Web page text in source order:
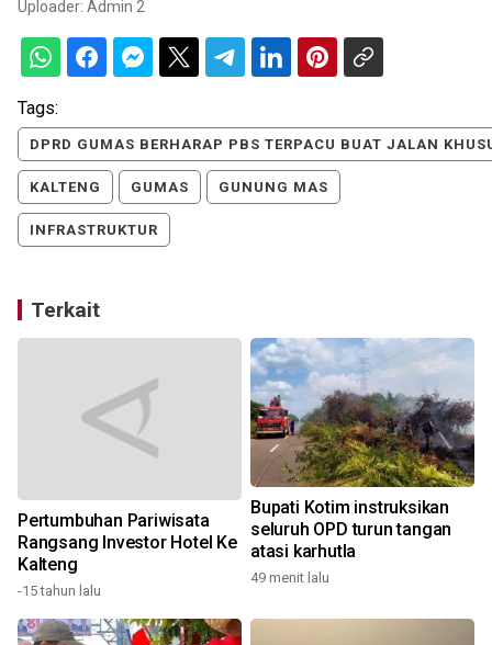
Uploader: Admin 2
Tags:
DPRD GUMAS BERHARAP PBS TERPACU BUAT JALAN
KALTENG GUMAS GUNUNG MAS
INFRASTRUKTUR
Terkait
Pertumbuhan Pariwisata
Rangsang Investor Hotel Ke
Kalteng
-15 tahun lalu
Bupati Kotim instruksikan
seluruh OPD turun tangan
atasi karhutla
49 menit lalu